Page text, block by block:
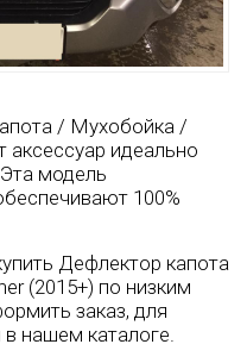
/ Мухобойка /
аксессуар идеально
модель
100%
Дефлектор капота
(2015+) по низким
заказ, для
нашем каталоге.